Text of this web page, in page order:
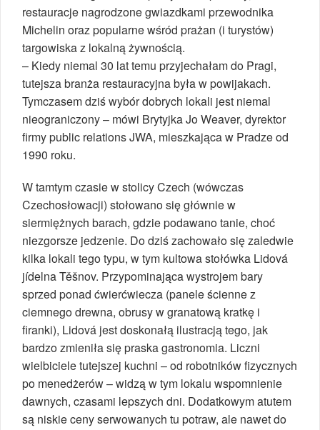
restauracje nagrodzone gwiazdkami przewodnika
Michelin oraz popularne wśród prażan (i turystów)
targowiska z lokalną żywnością.
– Kiedy niemal 30 lat temu przyjechałam do Pragi,
tutejsza branża restauracyjna była w powijakach.
Tymczasem dziś wybór dobrych lokali jest niemal
nieograniczony – mówi Brytyjka Jo Weaver, dyrektor
firmy public relations JWA, mieszkająca w Pradze od
1990 roku.
W tamtym czasie w stolicy Czech (wówczas
Czechosłowacji) stołowano się głównie w
siermiężnych barach, gdzie podawano tanie, choć
niezgorsze jedzenie. Do dziś zachowało się zaledwie
kilka lokali tego typu, w tym kultowa stołówka Lidová
jídelna Těšnov. Przypominająca wystrojem bary
sprzed ponad ćwierćwiecza (panele ścienne z
ciemnego drewna, obrusy w granatową kratkę i
firanki), Lidová jest doskonałą ilustracją tego, jak
bardzo zmieniła się praska gastronomia. Liczni
wielbiciele tutejszej kuchni – od robotników fizycznych
po menedżerów – widzą w tym lokalu wspomnienie
dawnych, czasami lepszych dni. Dodatkowym atutem
są niskie ceny serwowanych tu potraw, ale nawet do